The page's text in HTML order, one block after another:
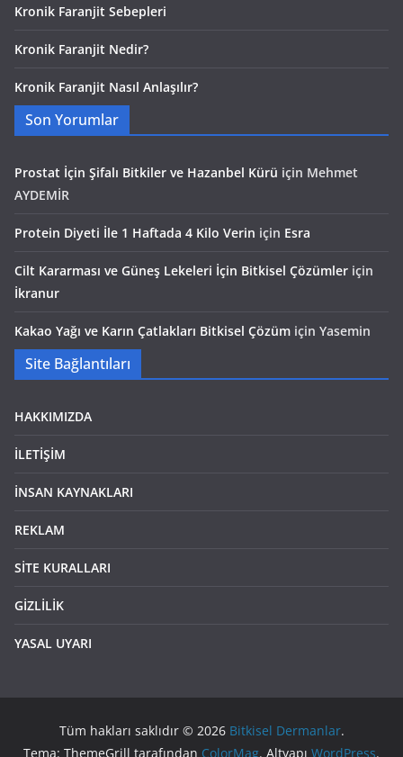
Kronik Faranjit Sebepleri
Kronik Faranjit Nedir?
Kronik Faranjit Nasıl Anlaşılır?
Son Yorumlar
Prostat İçin Şifalı Bitkiler ve Hazanbel Kürü için Mehmet
AYDEMİR
Protein Diyeti İle 1 Haftada 4 Kilo Verin için Esra
Cilt Kararması ve Güneş Lekeleri İçin Bitkisel Çözümler için
İkranur
Kakao Yağı ve Karın Çatlakları Bitkisel Çözüm için Yasemin
Site Bağlantıları
HAKKIMIZDA
İLETİŞİM
İNSAN KAYNAKLARI
REKLAM
SİTE KURALLARI
GİZLİLİK
YASAL UYARI
Tüm hakları saklıdır © 2026 Bitkisel Dermanlar.
Tema: ThemeGrill tarafından ColorMag. Altyapı WordPress.